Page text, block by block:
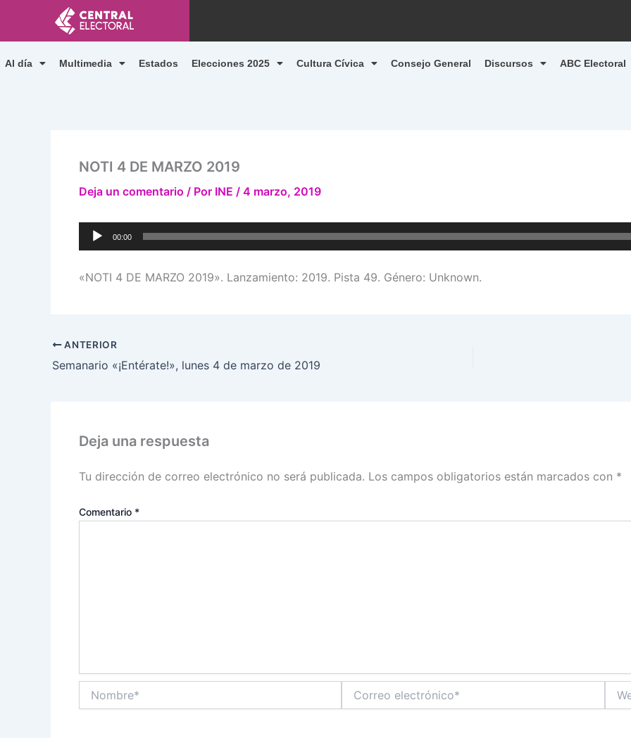
contenido
Al día Multimedia Estados Elecciones 2025 Cultura Cívica Consejo General Discursos ABC Electoral
NOTI 4 DE MARZO 2019
Deja un comentario / Por INE / 4 marzo, 2019
Reproductor
de
00:00
«NOTI 4 DE MARZO 2019». Lanzamiento: 2019. Pista 49. Género: Unknown.
ANTERIOR
Semanario «¡Entérate!», lunes 4 de marzo de 2019
Deja una respuesta
Tu dirección de correo electrónico no será publicada. Los campos obligatorios están marcados con *
Comentario *
electrónico*